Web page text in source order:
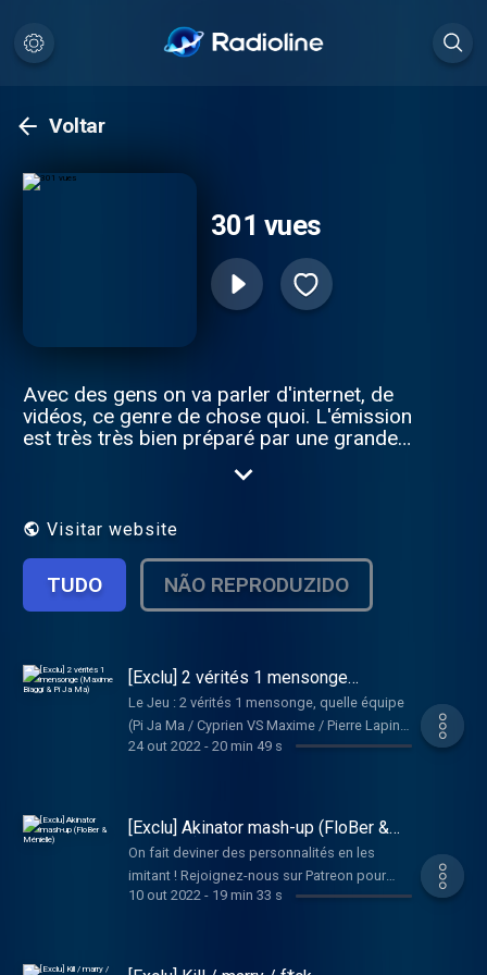
Voltar
301 vues
Avec des gens on va parler d'internet, de
vidéos, ce genre de chose quoi. L'émission
est très très bien préparé par une grande
qui est dit dedans est vérifié et de bon goût
acast.com/privacy pour plus
Visitar website
TUDO NÃO REPRODUZIDO
[Exclu] 2 vérités 1 mensonge
(Maxime Biaggi & Pi Ja Ma)
Le Jeu : 2 vérités 1 mensonge, quelle équipe
(Pi Ja Ma / Cyprien VS Maxime / Pierre Lapin)
est composée de véritables détectives ?
http://www.patreon.com/301vues Et
retrouvez l'émission intégrale en podcast sur
Apple, Google Podcast, Deezer et Spotify. Si
le contenu vous a plu, n'hésite pas à nous
24 out 2022 - 20 min 49 s
[Exclu] Akinator mash-up (FloBer &
Ménielle)
On fait deviner des personnalités en les
imitant ! Rejoignez-nous sur Patreon pour
plus de contenu exclusif :
Apple, Google Podcast, Deezer et Spotify. Si
10 out 2022- 19 min 33 s